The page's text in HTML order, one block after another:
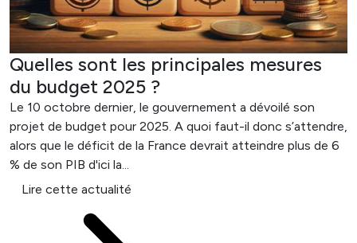
Quelles sont les principales mesures
du budget 2025 ?
Le 10 octobre dernier, le gouvernement a dévoilé son
projet de budget pour 2025. A quoi faut-il donc s’attendre,
alors que le déficit de la France devrait atteindre plus de 6
% de son PIB d'ici la...
Lire cette actualité